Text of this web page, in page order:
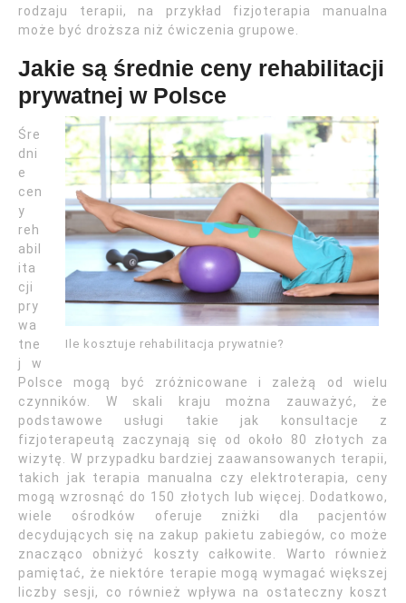
rodzaju terapii, na przykład fizjoterapia manualna
może być droższa niż ćwiczenia grupowe.
Jakie są średnie ceny rehabilitacji
prywatnej w Polsce
Ile kosztuje rehabilitacja prywatnie?
Śre
dni
e
cen
y
reh
abil
ita
cji
pry
wa
tne
j w
Polsce mogą być zróżnicowane i zależą od wielu
czynników. W skali kraju można zauważyć, że
podstawowe usługi takie jak konsultacje z
fizjoterapeutą zaczynają się od około 80 złotych za
wizytę. W przypadku bardziej zaawansowanych terapii,
takich jak terapia manualna czy elektroterapia, ceny
mogą wzrosnąć do 150 złotych lub więcej. Dodatkowo,
wiele ośrodków oferuje zniżki dla pacjentów
decydujących się na zakup pakietu zabiegów, co może
znacząco obniżyć koszty całkowite. Warto również
pamiętać, że niektóre terapie mogą wymagać większej
liczby sesji, co również wpływa na ostateczny koszt